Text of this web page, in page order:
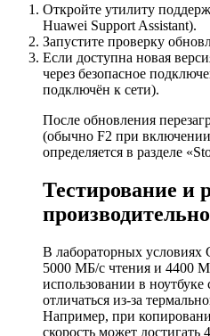
Откройте утилиту
Huawei Support Assistant).
Запустите проверку
Если доступна новая
через безопасное
подключён к сети).
После обновления
(обычно F2 при
определяется в разделе
Тестирование и
В лабораторных условиях
5000 МБ/с чтения и 4400
использовании в
отличаться из-за
Например, при
скорость может достигать